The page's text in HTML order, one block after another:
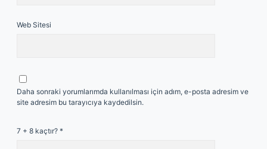
Web Sitesi
Daha sonraki yorumlarımda kullanılması için adım, e-posta adresim ve
site adresim bu tarayıcıya kaydedilsin.
7 + 8 kaçtır? *